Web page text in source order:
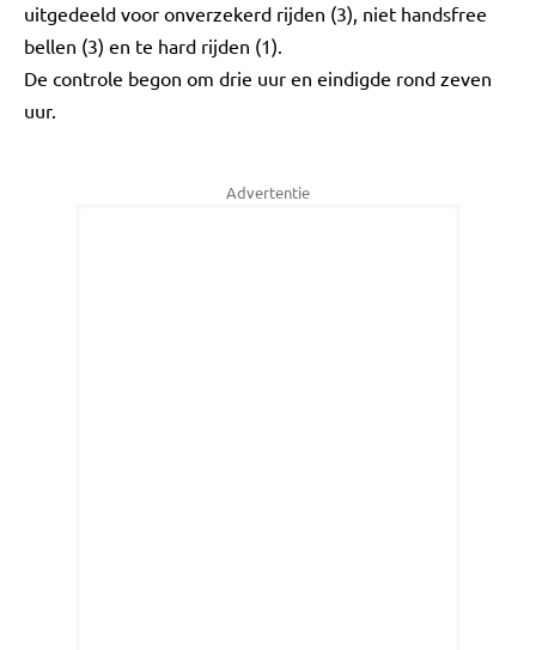
uitgedeeld voor onverzekerd rijden (3), niet handsfree
bellen (3) en te hard rijden (1).
De controle begon om drie uur en eindigde rond zeven
uur.
Advertentie